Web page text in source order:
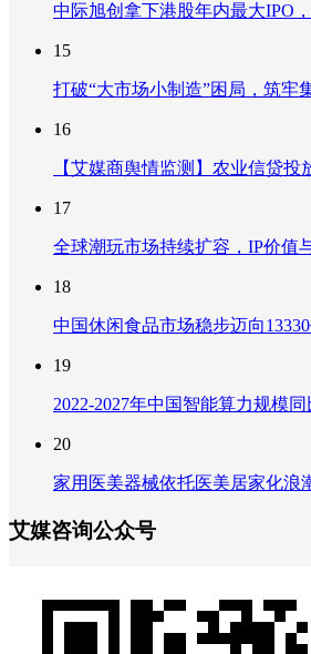
中际旭创拿下港股年内最大IPO
15
打破“大市场小制造”困局，筑牢
16
【艾媒商舆情监测】农业信贷
17
全球潮玩市场持续扩容，IP价值
18
中国休闲食品市场稳步迈向
19
2022-2027年中国智能算力规模
20
家用医美器械依托医美居家化浪
艾媒咨询公众号